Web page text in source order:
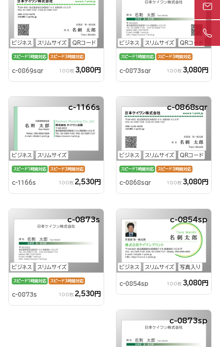
ビジネス スリムサイズ QRコード
スピード1時間対応 スピード3時間対応
c-0869sqr 100枚 3,080円
ビジネス スリムサイズ QRコード
スピード1時間対応 スピード3時間対応
c-0873sqr 100枚 3,080円
ビジネス スリムサイズ
c-1166s
スピード1時間対応 スピード3時間対応
c-1166s 100枚 2,530円
ビジネス スリムサイズ QRコード
c-0868sqr
スピード1時間対応 スピード3時間対応
c-0868sqr 100枚 3,080円
ビジネス スリムサイズ
c-0873s
スピード1時間対応 スピード3時間対応
c-0873s 100枚 2,530円
ビジネス スリムサイズ 写真入り
c-0854sp
c-0854sp 100枚 3,080円
c-0873sp